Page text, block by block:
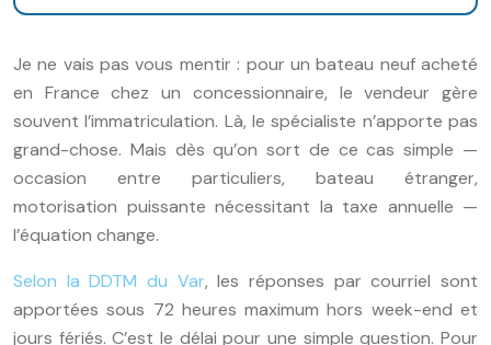
Je ne vais pas vous mentir : pour un bateau neuf acheté
en France chez un concessionnaire, le vendeur gère
souvent l’immatriculation. Là, le spécialiste n’apporte pas
grand-chose. Mais dès qu’on sort de ce cas simple —
occasion entre particuliers, bateau étranger,
motorisation puissante nécessitant la taxe annuelle —
l’équation change.
Selon la DDTM du Var, les réponses par courriel sont
apportées sous 72 heures maximum hors week-end et
jours fériés. C’est le délai pour une simple question. Pour